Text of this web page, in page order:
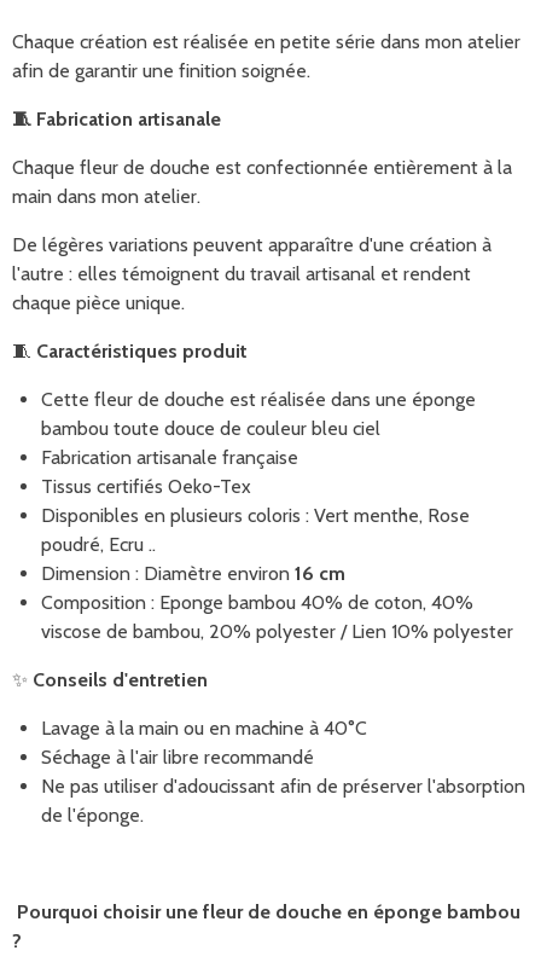
Chaque création est réalisée en petite série dans mon atelier
afin de garantir une finition soignée.
🧵 Fabrication artisanale
Chaque fleur de douche est confectionnée entièrement à la
main dans mon atelier.
De légères variations peuvent apparaître d'une création à
l'autre : elles témoignent du travail artisanal et rendent
chaque pièce unique.
🧵 Caractéristiques produit
Cette fleur de douche est réalisée dans une éponge
bambou toute douce de couleur bleu ciel
Fabrication artisanale française
Tissus certifiés Oeko-Tex
Disponibles en plusieurs coloris : Vert menthe, Rose
poudré, Ecru ..
Dimension : Diamètre environ 16 cm
Composition : Eponge bambou 40% de coton, 40%
viscose de bambou, 20% polyester / Lien 10% polyester
✨ Conseils d'entretien
Lavage à la main ou en machine à 40°C
Séchage à l'air libre recommandé
Ne pas utiliser d'adoucissant afin de préserver l'absorption
de l'éponge.
Pourquoi choisir une fleur de douche en éponge bambou
?